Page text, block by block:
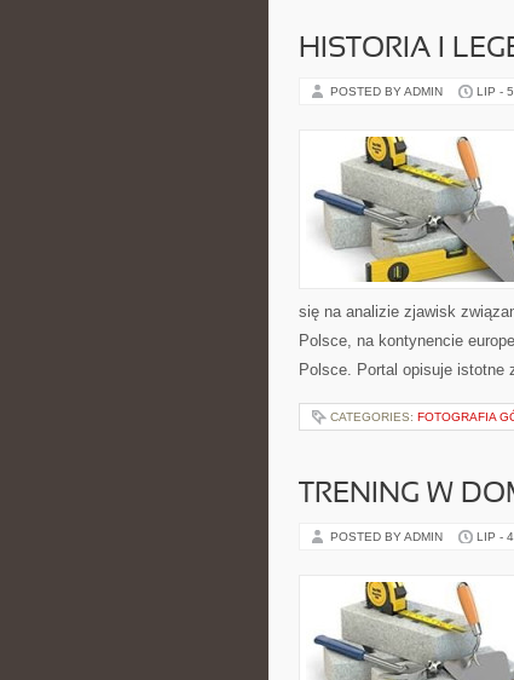
HISTORIA I
POSTED BY ADMIN LIP -
się na analizie zjawisk
Polsce, na kontynencie
Polsce. Portal opisuje
CATEGORIES: FOTOGRAFIA
TRENING W
POSTED BY ADMIN LIP -